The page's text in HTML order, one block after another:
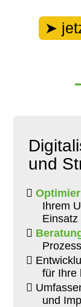
und
Ihrem
Einsatz
für Ihre
und